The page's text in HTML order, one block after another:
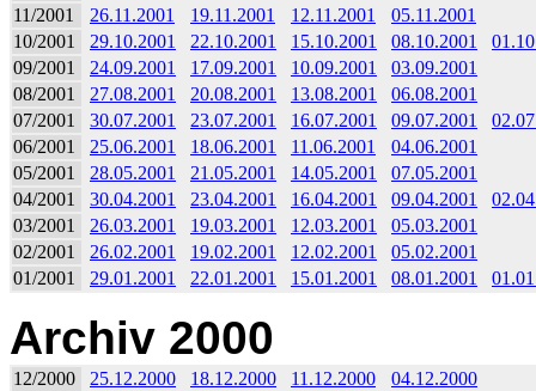
11/2001
26.11.2001 19.11.2001 12.11.2001
05.11.2001
10/2001
29.10.2001 22.10.2001 15.10.2001 08.10.2001
09/2001
24.09.2001 17.09.2001 10.09.2001
03.09.2001
08/2001
27.08.2001 20.08.2001 13.08.2001
06.08.2001
07/2001
30.07.2001 23.07.2001 16.07.2001 09.07.2001
06/2001
25.06.2001 18.06.2001 11.06.2001
04.06.2001
05/2001
28.05.2001 21.05.2001 14.05.2001
07.05.2001
04/2001
30.04.2001 23.04.2001 16.04.2001 09.04.2001
03/2001
26.03.2001 19.03.2001 12.03.2001
05.03.2001
02/2001
26.02.2001 19.02.2001 12.02.2001
05.02.2001
01/2001
29.01.2001 22.01.2001 15.01.2001 08.01.2001
Archiv 2000
12/2000 25.12.2000 18.12.2000 11.12.2000 04.12.2000